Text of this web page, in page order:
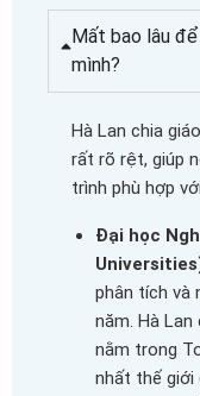
Mất bao lâu
mình?
Hà Lan chia
rất rõ rệt, giúp
trình phù hợp
Đại học
phân tích và
năm. Hà
nằm trong
nhất thế giới